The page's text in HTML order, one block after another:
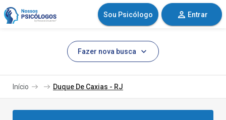
Sou Psicólogo Entrar
Fazer nova busca
Início Duque De Caxias - RJ